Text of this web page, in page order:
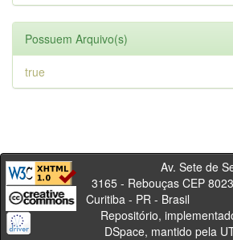
Possuem Arquivo(s)
true
Av. Sete de
3165 - Rebouças CEP
Curitiba - PR -
Repositório,
DSpace, mantido pela